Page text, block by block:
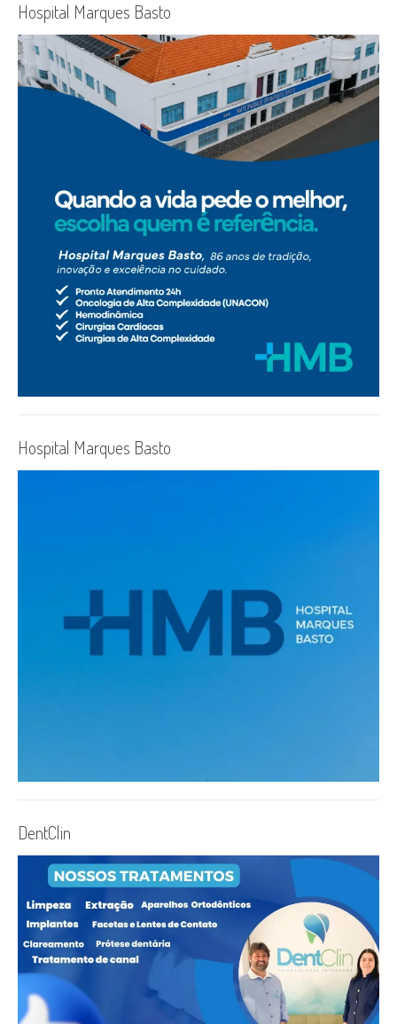
Hospital Marques Basto
Hospital Marques Basto
DentClin